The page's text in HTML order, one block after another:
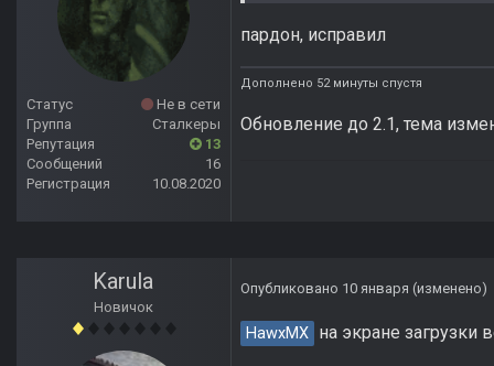
Статус
Не в сети
Группа
Сталкеры
Репутация
13
Сообщений
16
Регистрация
10.08.2020
пардон, исправил
Дополнено 52 минуты спустя
Обновление до 2.1, тема
Karula
Новичок
Опубликовано 10 января (изменено)
HawxMX на экране загрузки